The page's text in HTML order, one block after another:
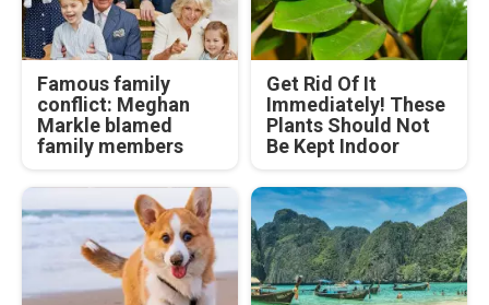
Famous family
conflict: Meghan
Markle blamed
family members
Get Rid Of It
Immediately! These
Plants Should Not
Be Kept Indoor